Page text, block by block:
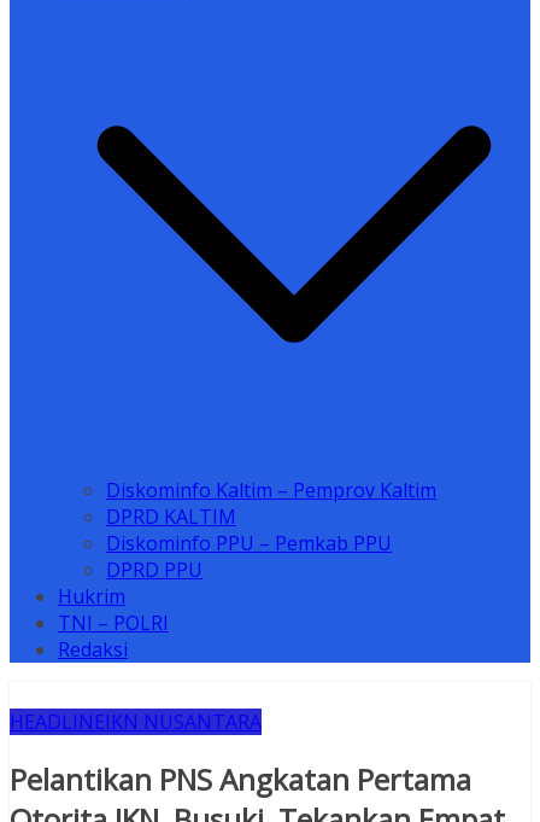
Diskominfo Kaltim – Pemprov Kaltim
DPRD KALTIM
Diskominfo PPU – Pemkab PPU
DPRD PPU
Hukrim
TNI – POLRI
Redaksi
HEADLINEIKN NUSANTARA
Pelantikan PNS Angkatan Pertama